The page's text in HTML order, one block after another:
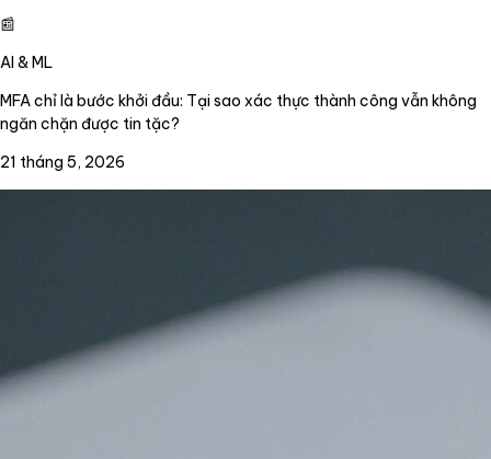
📰
AI & ML
MFA chỉ là bước khởi đầu: Tại sao xác thực thành công vẫn không
ngăn chặn được tin tặc?
21 tháng 5, 2026